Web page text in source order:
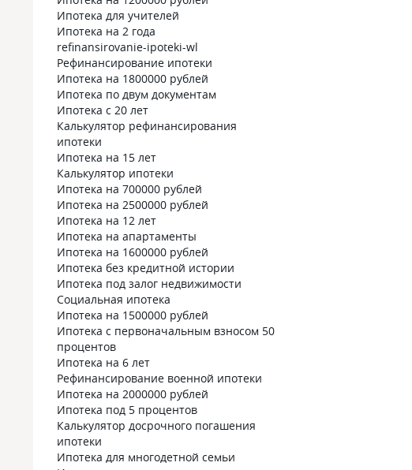
Ипотека для учителей
Ипотека на 2 года
refinansirovanie-ipoteki-wl
Рефинансирование ипотеки
Ипотека на 1800000 рублей
Ипотека по двум документам
Ипотека с 20 лет
Калькулятор рефинансирования
ипотеки
Ипотека на 15 лет
Калькулятор ипотеки
Ипотека на 700000 рублей
Ипотека на 2500000 рублей
Ипотека на 12 лет
Ипотека на апартаменты
Ипотека на 1600000 рублей
Ипотека без кредитной истории
Ипотека под залог недвижимости
Социальная ипотека
Ипотека на 1500000 рублей
Ипотека с первоначальным взносом 50
процентов
Ипотека на 6 лет
Рефинансирование военной ипотеки
Ипотека на 2000000 рублей
Ипотека под 5 процентов
Калькулятор досрочного погашения
ипотеки
Ипотека для многодетной семьи